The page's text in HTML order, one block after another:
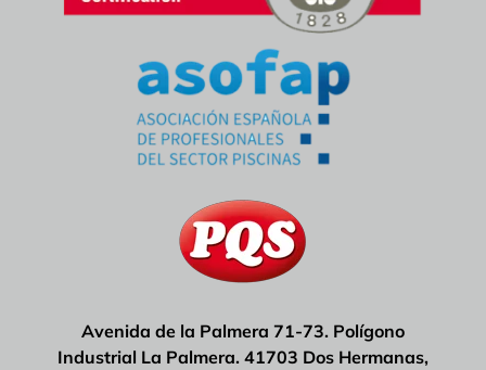
Avenida de la Palmera 71-73. Polígono
Industrial La Palmera. 41703 Dos Hermanas,